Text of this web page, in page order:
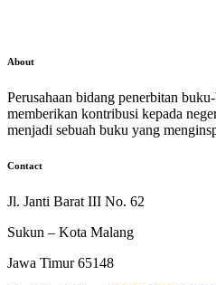
About
Perusahaan bidang penerbitan
memberikan kontribusi kepada
menjadi sebuah buku yang
Contact
Jl. Janti Barat III No. 62
Sukun – Kota Malang
Jawa Timur 65148